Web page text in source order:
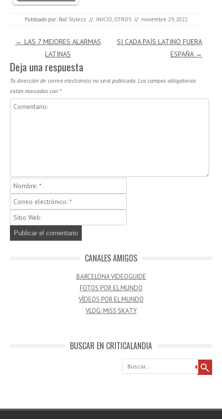
Publicado por: Rod Stylezz // INICIO OTROS // noviembre 29, 2022
Navegación de entradas
← LAS 7 MEJORES ALARMAS
LATINAS
SI CADA PAÍS LATINO FUERA
ESPAÑA →
Deja una respuesta
Tu dirección de correo electrónico no será publicada. Los campos obligatorios
están marcados con *
CANALES AMIGOS
BARCELONA VIDEOGUIDE
FOTOS POR EL MUNDO
VÍDEOS POR EL MUNDO
VLOG: MISS SKATY
BUSCAR EN CRITICALANDIA
Buscar